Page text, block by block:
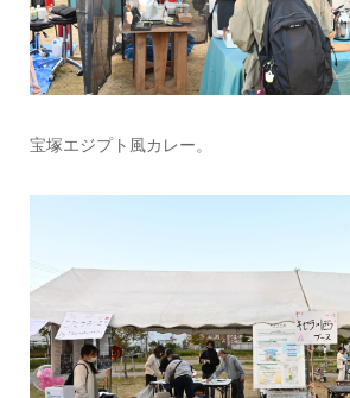
宝塚エジプト風カレー。